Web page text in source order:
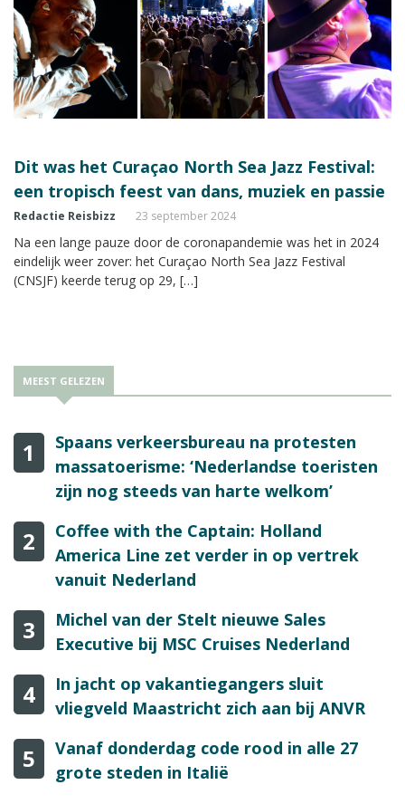
Dit was het Curaçao North Sea Jazz Festival:
een tropisch feest van dans, muziek en passie
Redactie Reisbizz 23 september 2024
Na een lange pauze door de coronapandemie was het in 2024
eindelijk weer zover: het Curaçao North Sea Jazz Festival
(CNSJF) keerde terug op 29, […]
MEEST GELEZEN
1
Spaans verkeersbureau na protesten
massatoerisme: ‘Nederlandse toeristen
zijn nog steeds van harte welkom’
2
Coffee with the Captain: Holland
America Line zet verder in op vertrek
vanuit Nederland
3
Michel van der Stelt nieuwe Sales
Executive bij MSC Cruises Nederland
4
In jacht op vakantiegangers sluit
vliegveld Maastricht zich aan bij ANVR
5
Vanaf donderdag code rood in alle 27
grote steden in Italië